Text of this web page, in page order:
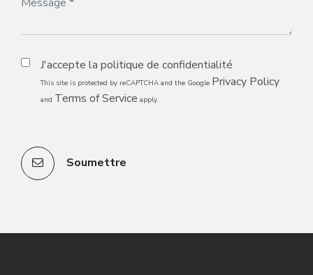
J'accepte la politique de confidentialité
This site is protected by reCAPTCHA and the Google Privacy Policy
and Terms of Service apply.
Soumettre